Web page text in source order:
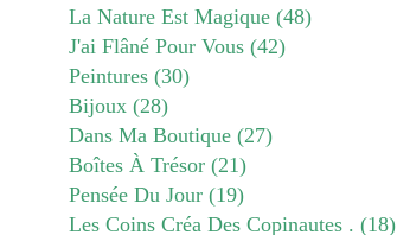
La Nature Est Magique (48)
J'ai Flâné Pour Vous (42)
Peintures (30)
Bijoux (28)
Dans Ma Boutique (27)
Boîtes À Trésor (21)
Pensée Du Jour (19)
Les Coins Créa Des Copinautes . (18)